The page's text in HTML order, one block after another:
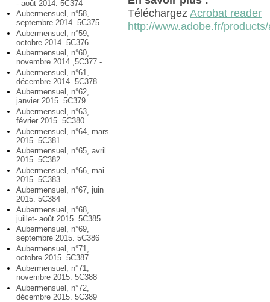
- août 2014. 5C374
Aubermensuel, n°58,
septembre 2014. 5C375
Aubermensuel, n°59,
octobre 2014. 5C376
Aubermensuel, n°60,
novembre 2014 ,5C377 -
Aubermensuel, n°61,
décembre 2014. 5C378
Aubermensuel, n°62,
janvier 2015. 5C379
Aubermensuel, n°63,
février 2015. 5C380
Aubermensuel, n°64, mars
2015. 5C381
Aubermensuel, n°65, avril
2015. 5C382
Aubermensuel, n°66, mai
2015. 5C383
Aubermensuel, n°67, juin
2015. 5C384
Aubermensuel, n°68,
juillet- août 2015. 5C385
Aubermensuel, n°69,
septembre 2015. 5C386
Aubermensuel, n°71,
octobre 2015. 5C387
Aubermensuel, n°71,
novembre 2015. 5C388
Aubermensuel, n°72,
décembre 2015. 5C389
TéléchargezAcrobat reader
http://www.adobe.fr/